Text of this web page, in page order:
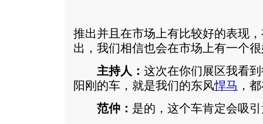
推出并且在市场上有比较好的表现
出，我们相信也会在市场上有一个
主持人： 这次在你们展区我看
阳刚的车，就是我们的东风悍马 ，
范仲： 是的，这个车肯定会吸